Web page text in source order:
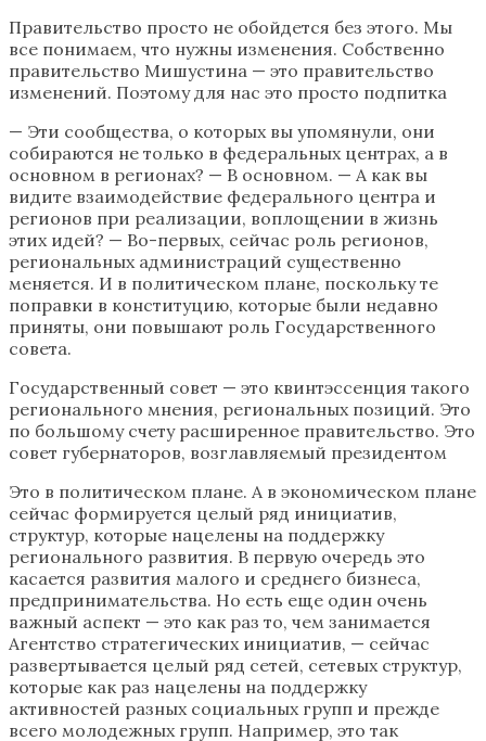
Правительство просто не обойдется без этого. Мы
все понимаем, что нужны изменения. Собственно
правительство Мишустина — это правительство
изменений. Поэтому для нас это просто подпитка
— Эти сообщества, о которых вы упомянули, они
собираются не только в федеральных центрах, а в
основном в регионах? — В основном. — А как вы
видите взаимодействие федерального центра и
регионов при реализации, воплощении в жизнь
этих идей? — Во-первых, сейчас роль регионов,
региональных администраций существенно
меняется. И в политическом плане, поскольку те
поправки в конституцию, которые были недавно
приняты, они повышают роль Государственного
совета.
Государственный совет — это квинтэссенция такого
регионального мнения, региональных позиций. Это
по большому счету расширенное правительство. Это
совет губернаторов, возглавляемый президентом
Это в политическом плане. А в экономическом плане
сейчас формируется целый ряд инициатив,
структур, которые нацелены на поддержку
регионального развития. В первую очередь это
касается развития малого и среднего бизнеса,
предпринимательства. Но есть еще один очень
важный аспект — это как раз то, чем занимается
Агентство стратегических инициатив, — сейчас
развертывается целый ряд сетей, сетевых структур,
которые как раз нацелены на поддержку
активностей разных социальных групп и прежде
всего молодежных групп. Например, это так